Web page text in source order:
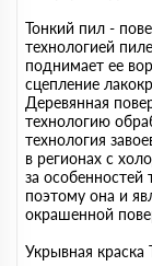
Тонкий пил -
технологией
поднимает ее
сцепление
Деревянная
технологию
технология
в регионах с
за особенностей
поэтому она и
окрашенной
Укрывная